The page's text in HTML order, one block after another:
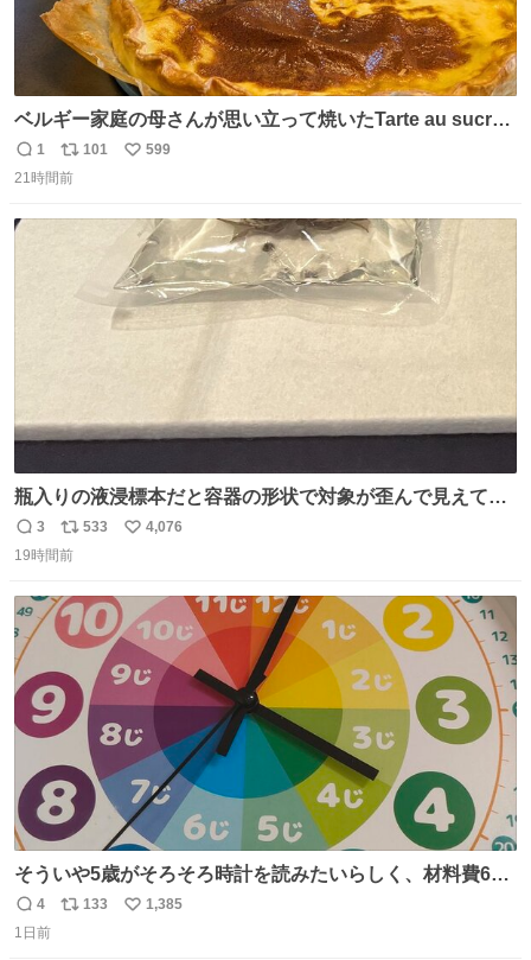
ベルギー家庭の母さんが思い立って焼いたTarte au sucre
は「砂糖のケーキ」。パイ生地に砂糖をたっぷり振りか
け、クリームと卵の液を注いで焼くだけ。溶けた砂糖はね
ギーのだよ」というこれ、素朴な焼菓子に見えてナポレオ
ン戦争の歴史があった。
返
信
1
リ
ポ
101
い
数
599
21時間前
瓶入りの液浸標本だと容器の形状で対象が歪んで見えてし
まうことから、なるべく歪みがない状態で観察しやすいよ
うにこのような形で保存していると前に科博の先生から教
返
信
3
リ
ポ
ト
数
533
い
数
4,076
19時間前
そういや5歳がそろそろ時計を読みたいらしく、材料費600
円で作れる知育時計作ってみた！ めっちゃ簡単！ ありがと
う先人！
返
信
4
リ
133
い
1,385
1日前